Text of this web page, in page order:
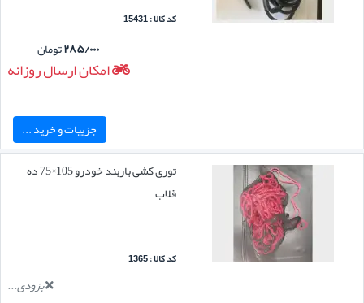
کد کالا : 15431
۲۸۵/۰۰۰تومان
امکان ارسال روزانه
جزییات و خرید ...
توری کشی باربند خودرو 105*75 ده
قلاب
کد کالا : 1365
بزودی...